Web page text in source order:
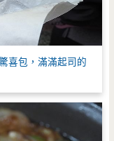
喜包，滿滿起司的